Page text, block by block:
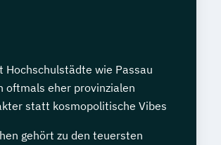
Hochschulstädte wie Passau
oftmals eher provinzialen
statt kosmopolitische Vibes
gehört zu den teuersten